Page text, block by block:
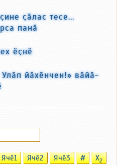
ҫӑлас тесе...
панӑ
ӗҫнӗ
йӑхӗнчен!» вӑйӑ-
Ячӗ1 Ячӗ2 Ячӗ3 # X2